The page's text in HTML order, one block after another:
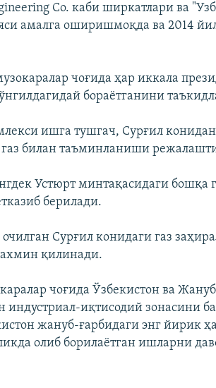
Co. каби ширкатлари ва
амалга оширишмоқда ва 2014
чоғида ҳар иккала
бораётганини
ишга тушгач, Сурғил
билан таъминланиши
Устюрт минтақасидаги бошқа
берилади.
Сурғил конидаги газ
қилинади.
чоғида Ўзбекистон ва
индустриал-иқтисодий зонасини
жануб-ғарбидаги энг йирик
олиб борилаётган ишларни